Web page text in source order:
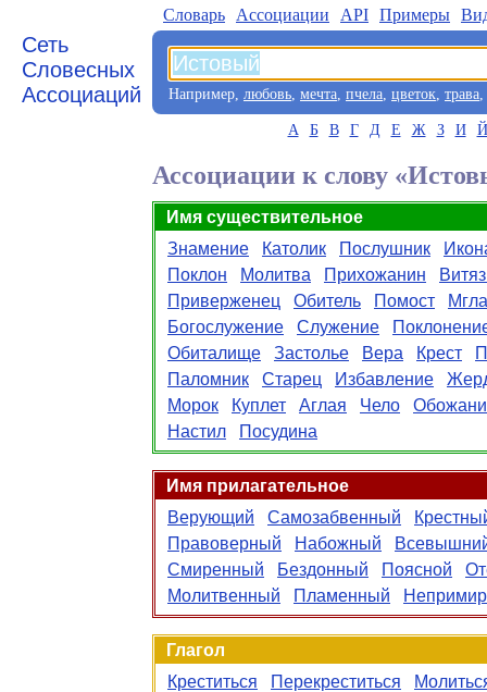
Сеть
Словесных
Ассоциаций
Словарь Aссоциации API Примеры
Например, любовь, мечта, пчела, цветок, трава,
А Б В Г Д Е Ж З И Й
Ассоциации к слову
Имя существительное
Знамение
Католик Послушник
Поклон
Молитва Прихожанин
Приверженец
Обитель Помост
Мгла
Богослужение
Служение
Обиталище
Застолье Вера Крест
Паломник
Старец Избавление
Морок
Куплет Аглая Чело
Настил
Посудина
Имя прилагательное
Верующий
Самозабвенный
Правоверный
Набожный
Смиренный
Бездонный Поясной
Молитвенный
Пламенный
Глагол
Креститься
Перекреститься